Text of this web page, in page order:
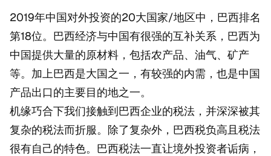
2019年中国对外投资的20大国家/地区中，巴西排名
第18位。巴西经济与中国有很强的互补关系，巴西为
中国提供大量的原材料，包括农产品、油气、矿产
等。加上巴西是大国之一，有较强的内需，也是中国
产品出口的主要目的地之一。
机缘巧合下我们接触到巴西企业的税法，并深深被其
复杂的税法而折服。除了复杂外，巴西税负高且税法
很有自己的特色。巴西税法一直让境外投资者诟病，